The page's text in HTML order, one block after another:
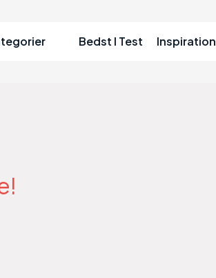
Bedst I Test Inspiration